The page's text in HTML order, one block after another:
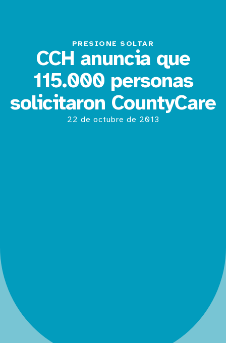
PRESIONE SOLTAR
CCH anuncia que
115.000 personas
solicitaron CountyCare
22 de octubre de 2013